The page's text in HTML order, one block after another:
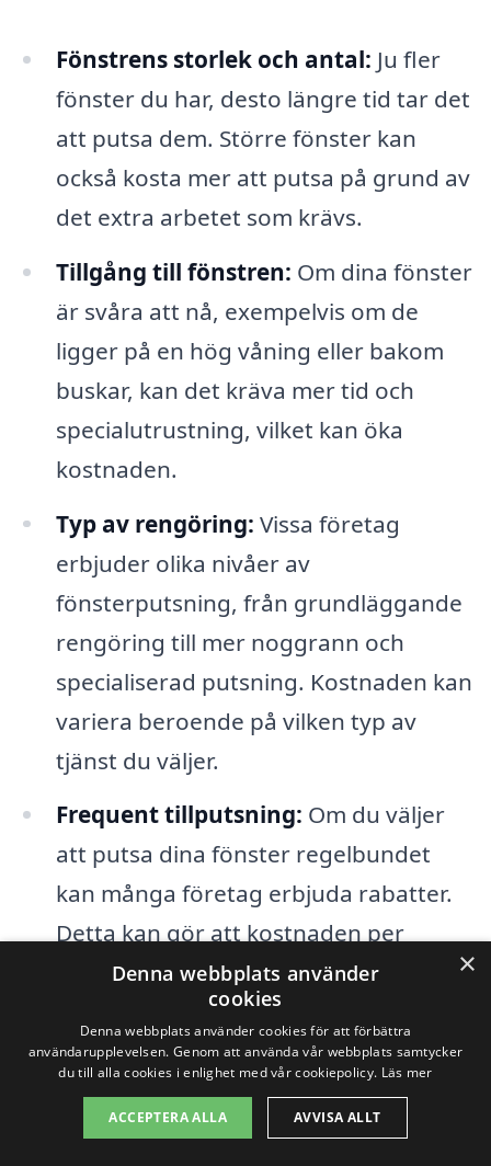
Fönstrens storlek och antal: Ju fler
fönster du har, desto längre tid tar det
att putsa dem. Större fönster kan
också kosta mer att putsa på grund av
det extra arbetet som krävs.
Tillgång till fönstren: Om dina fönster
är svåra att nå, exempelvis om de
ligger på en hög våning eller bakom
buskar, kan det kräva mer tid och
specialutrustning, vilket kan öka
kostnaden.
Typ av rengöring: Vissa företag
erbjuder olika nivåer av
fönsterputsning, från grundläggande
rengöring till mer noggrann och
specialiserad putsning. Kostnaden kan
variera beroende på vilken typ av
tjänst du väljer.
Frequent tillputsning: Om du väljer
att putsa dina fönster regelbundet
kan många företag erbjuda rabatter.
Detta kan gör att kostnaden per
putsning blir lägre på sikt.
Geografisk plats:Priserna kan också
variera beroende på var i Brunna du
bor. Det kan vara skillnader mellan
olika områden, så det är bra att
×
Denna webbplats använder
cookies
Denna webbplats använder cookies för att förbättra
användarupplevelsen. Genom att använda vår webbplats samtycker
du till alla cookies i enlighet med vår cookiepolicy. Läs mer
ACCEPTERA ALLA AVVISA ALLT